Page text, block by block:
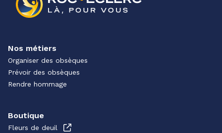
Nos métiers
Organiser des obsèques
Prévoir des obsèques
Rendre hommage
Boutique
Fleurs de deuil